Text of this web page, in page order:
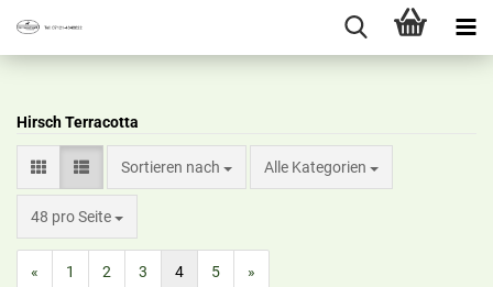
Hirsch Terracotta
Sortieren nach Alle Kategorien
48 pro Seite
« 1 2 3 4 5 »